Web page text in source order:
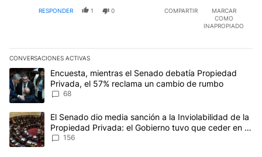
RESPONDER 1 0 COMPARTIR
MARCAR
COMO
INAPROPIADO
CONVERSACIONES ACTIVAS
Este listado muestra los artículos con más comentarios en los
Un artículo de tendencia con el título "Encuesta, mientras el
Encuesta, mientras el Senado debatía Propiedad
Privada, el 57% reclama un cambio de rumbo
68
Un artículo de tendencia con el título "El Senado dio media
El Senado dio media sanción a la Inviolabilidad de la
Propiedad Privada: el Gobierno tuvo que ceder en la
Ley del Manejo del Fuego
156